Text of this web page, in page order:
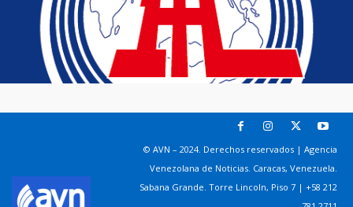
© AVN – 2024. Derechos reservados | Agencia
Venezolana de Noticias. Caracas, Venezuela.
Sabana Grande. Torre Lincoln, Piso 7 | +58 212